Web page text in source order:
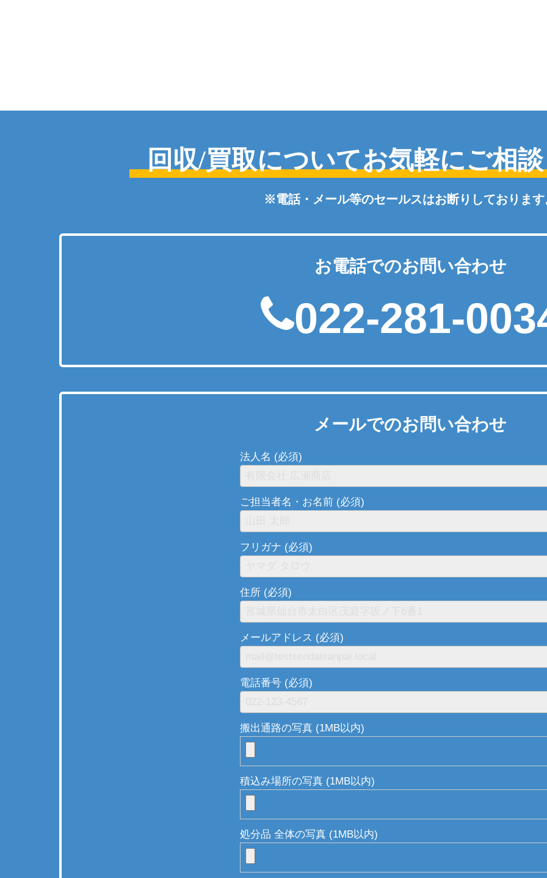
回収/買取についてお気軽にご相
※電話・メール等のセールスはお断りしております
お電話でのお問い合わせ
022-281-
メールでのお問い合わせ
法人名 (必須)
ご担当者名・お名前 (必須)
フリガナ (必須)
住所 (必須)
メールアドレス (必須)
電話番号 (必須)
搬出通路の写真 (1MB以内)
積込み場所の写真 (1MB以内)
処分品 全体の写真 (1MB以内)